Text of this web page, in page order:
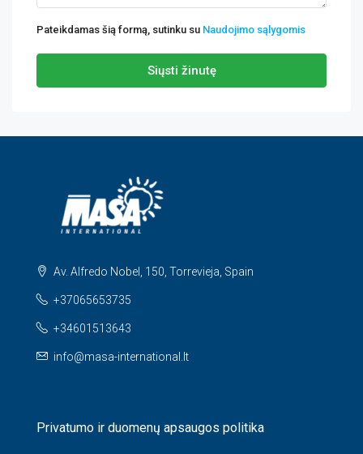
Pateikdamas šią formą, sutinku su Naudojimo sąlygomis
Siųsti žinutę
Av. Alfredo Nobel, 150, Torrevieja, Spain
+37065653735
+34601513643
info@masa-international.lt
Privatumo ir duomenų apsaugos politika